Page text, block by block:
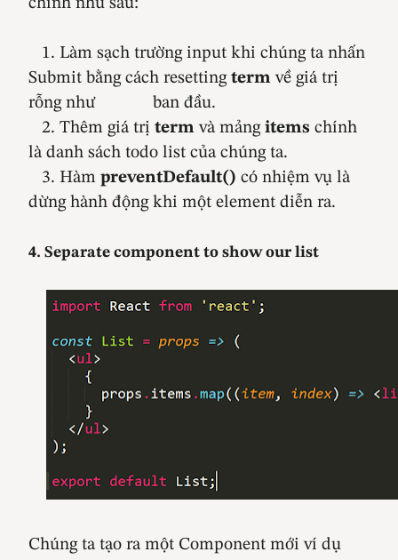
chính như sau:
1. Làm sạch trường input khi chúng ta nhấn
Submit bằng cách resetting term về giá trị
rỗng như ban đầu.
2. Thêm giá trị term và mảng items chính
là danh sách todo list của chúng ta.
3. Hàm preventDefault() có nhiệm vụ là
dừng hành động khi một element diễn ra.
4. Separate component to show our list
Chúng ta tạo ra một Component mới ví dụ